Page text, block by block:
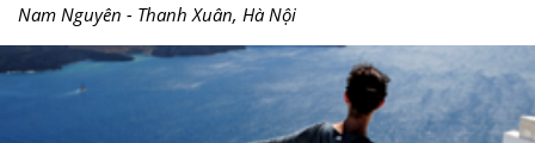
Nam Nguyên - Thanh Xuân, Hà Nội